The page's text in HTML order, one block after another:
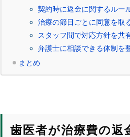
契約時に返金に関するルー
治療の節目ごとに同意を取
スタッフ間で対応方針を共
弁護士に相談できる体制を
まとめ
歯医者が治療費の返